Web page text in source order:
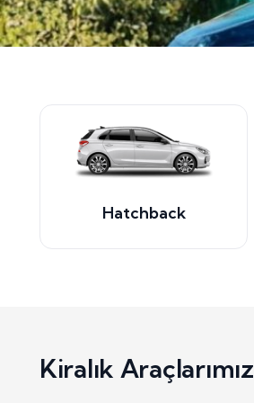
Hatchback
Kiralık Araçlarımız